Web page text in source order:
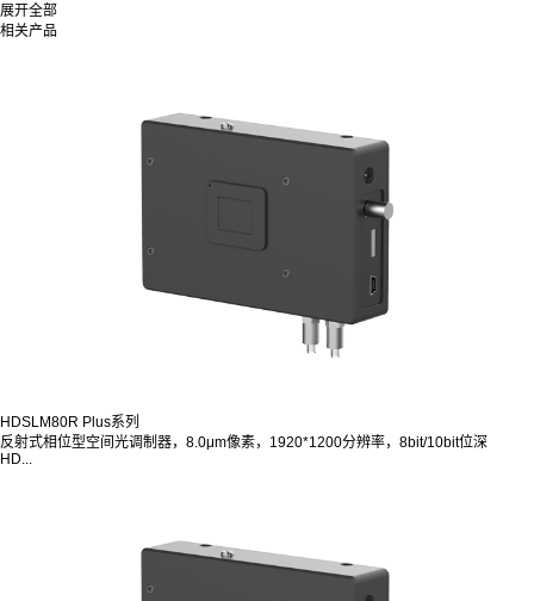
展开全部
相关产品
HDSLM80R Plus系列
反射式相位型空间光调制器，8.0μm像素，1920*1200分辨率，8bit/10bit位深
HD...